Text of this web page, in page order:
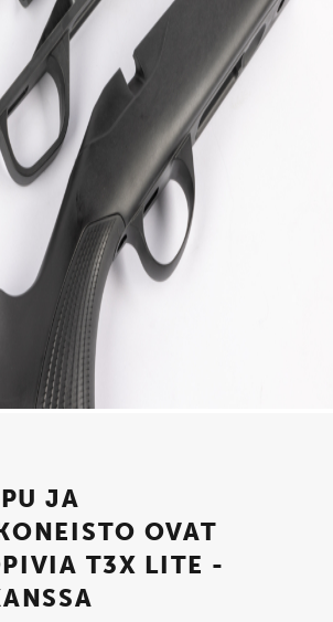
JA
OVAT
T3X LITE -